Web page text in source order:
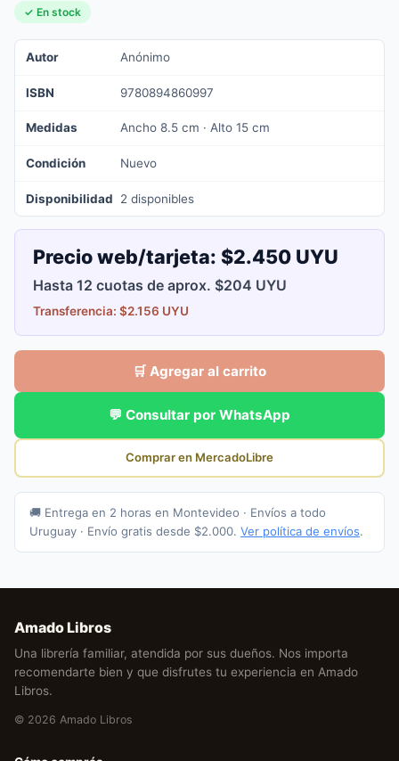
✓ En stock
Autor Anónimo
ISBN 9780894860997
Medidas Ancho 8.5 cm · Alto 15 cm
Condición Nuevo
Disponibilidad 2 disponibles
Precio web/tarjeta: $2.450 UYU
Hasta 12 cuotas de aprox. $204 UYU
Transferencia: $2.156 UYU
🛒 Agregar al carrito
💬 Consultar por WhatsApp
Comprar en MercadoLibre
🚚 Entrega en 2 horas en Montevideo · Envíos a todo
Uruguay · Envío gratis desde $2.000. Ver política de envíos.
Amado Libros
Una librería familiar, atendida por sus dueños. Nos importa
recomendarte bien y que disfrutes tu experiencia en Amado
Libros.
© 2026 Amado Libros